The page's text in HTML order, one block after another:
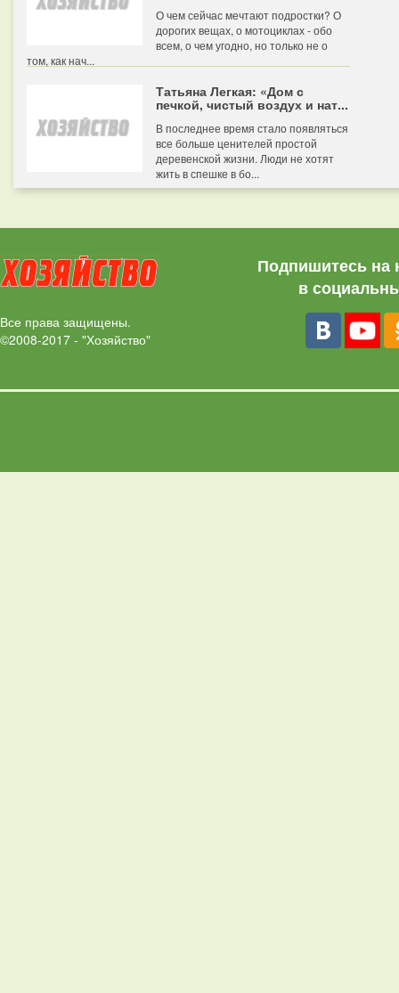
О чем сейчас мечтают подростки? О
дорогих вещах, о мотоциклах - обо
всем, о чем угодно, но только не о
том, как нач...
Татьяна Легкая: «Дом с
печкой, чистый воздух и нат...
В последнее время стало появляться
все больше ценителей простой
деревенской жизни. Люди не хотят
жить в спешке в бо...
Все права защищены.
©2008-2017 - "Хозяйство"
Подпишитесь на
в